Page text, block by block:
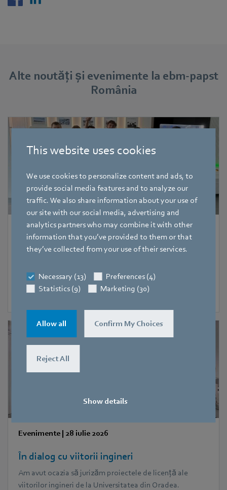
This website uses cookies
We use cookies to personalize content and ads, to
provide social media features and to analyze our
traffic. We also share information about your use of
our site with our social media, advertising and
analytics partners who may combine it with other
information that you’ve provided to them or that
they’ve collected from your use of their services.
Necessary (13)
Preferences (4)
Statistics (9)
Marketing (30)
Allow all Confirm My Choices
Reject All
Show details
Alte noutăți și evenimente la ebm-papst
România
Carieră |2 august 2026
Am dat startul sesiunii de internship 2026
la inginerie care vor învăța alături de noi.
Evenimente | 28 iulie 2026
În dialog cu viitorii ingineri
Am avut ocazia să jurizăm proiectele de licență ale
viitorilor ingineri de la Universitatea din Oradea.